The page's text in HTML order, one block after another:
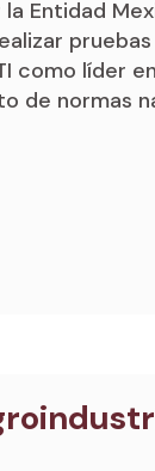
Entidad
como líder
de normas